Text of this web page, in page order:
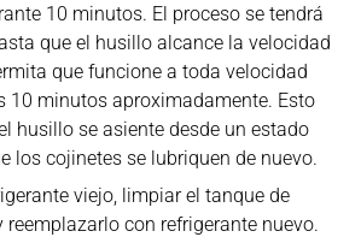
10 minutos. El proceso se tendrá
que el husillo alcance la velocidad
que funcione a toda velocidad
10 minutos aproximadamente. Esto
husillo se asiente desde un estado
los cojinetes se lubriquen de nuevo.
viejo, limpiar el tanque de
reemplazarlo con refrigerante nuevo.